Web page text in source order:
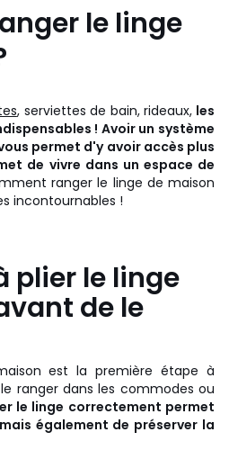
le linge
, serviettes de bain, rideaux, les
! Avoir un système
permet d'y avoir accès plus
de vivre dans un espace de
ranger le linge de maison
incontournables !
plier le linge
de le
est la première étape à
ranger dans les commodes ou
le linge correctement permet
également de préserver la